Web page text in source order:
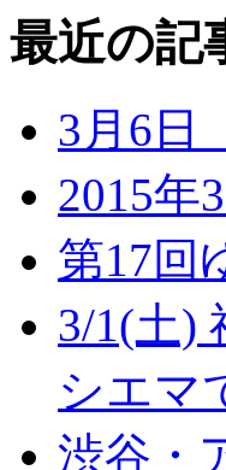
最近の記
3月6日
2015年
第17回
3/1(土)
シエマ
渋谷・